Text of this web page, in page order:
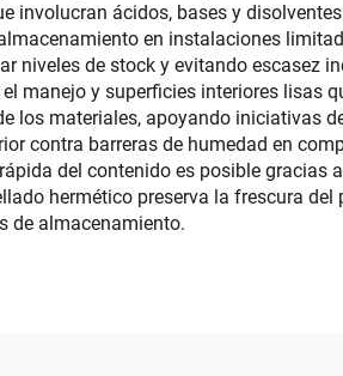
involucran ácidos, bases y
en instalaciones
niveles de stock y evitando escasez
manejo y superficies interiores lisas
los materiales, apoyando iniciativas
contra barreras de humedad en
del contenido es posible gracias
hermético preserva la frescura
de almacenamiento.